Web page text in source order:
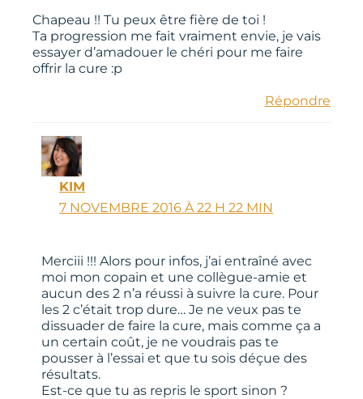
Chapeau !! Tu peux être fière de toi !
Ta progression me fait vraiment envie, je vais
essayer d’amadouer le chéri pour me faire
offrir la cure :p
Répondre
KIM
7 NOVEMBRE 2016 À 22 H 22 MIN
Merciii !!! Alors pour infos, j’ai entraîné avec
moi mon copain et une collègue-amie et
aucun des 2 n’a réussi à suivre la cure. Pour
les 2 c’était trop dure… Je ne veux pas te
dissuader de faire la cure, mais comme ça a
un certain coût, je ne voudrais pas te
pousser à l’essai et que tu sois déçue des
résultats.
Est-ce que tu as repris le sport sinon ?